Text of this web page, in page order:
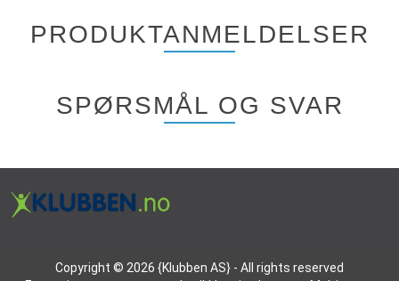
PRODUKTANMELDELSER
SPØRSMÅL OG SVAR
Copyright © 2026 {Klubben AS} - All rights reserved